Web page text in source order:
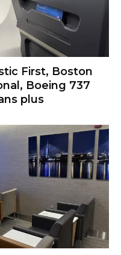
First, Boston
Boeing 737
plus